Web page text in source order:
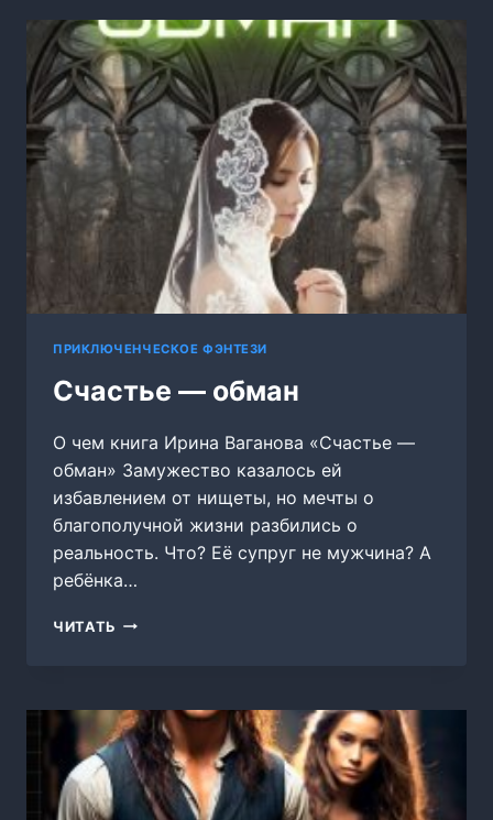
ПРИКЛЮЧЕНЧЕСКОЕ ФЭНТЕЗИ
Счастье — обман
О чем книга Ирина Ваганова «Счастье —
обман» Замужество казалось ей
избавлением от нищеты, но мечты о
благополучной жизни разбились о
реальность. Что? Её супруг не мужчина? А
ребёнка…
ЧИТАТЬ СЧАСТЬЕ